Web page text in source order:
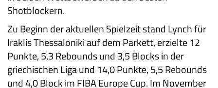
Shotblockern.
Zu Beginn der aktuellen Spielzeit stand Lynch für
Iraklis Thessaloniki auf dem Parkett, erzielte 12
Punkte, 5,3 Rebounds und 3,5 Blocks in der
griechischen Liga und 14,0 Punkte, 5,5 Rebounds
und 4,0 Block im FIBA Europe Cup. Im November